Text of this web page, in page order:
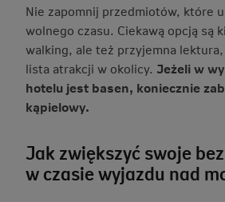
Nie zapomnij przedmiotów, które
wolnego czasu. Ciekawą opcją są
walking, ale też przyjemna
lista atrakcji w okolicy. Jeżeli w
hotelu jest basen, koniecznie
kąpielowy.
Jak zwiększyć swoje
w czasie wyjazdu nad